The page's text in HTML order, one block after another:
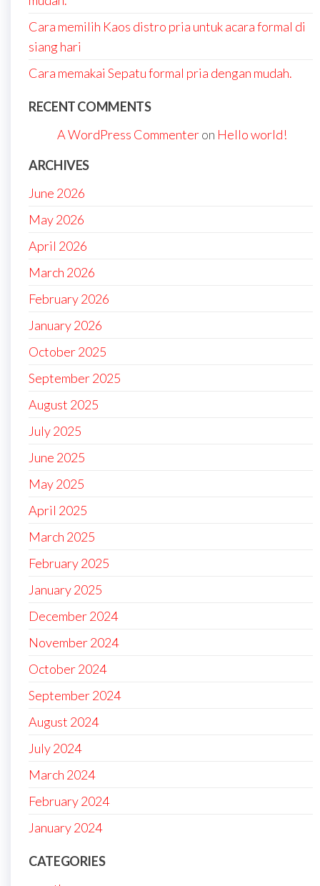
Cara memilih Kaos distro pria untuk acara formal di
siang hari
Cara memakai Sepatu formal pria dengan mudah.
RECENT COMMENTS
A WordPress Commenteron Hello world!
ARCHIVES
June 2026
May 2026
April 2026
March 2026
February 2026
January 2026
October 2025
September 2025
August 2025
July 2025
June 2025
May 2025
April 2025
March 2025
February 2025
January 2025
December 2024
November 2024
October 2024
September 2024
August 2024
July 2024
March 2024
February 2024
January 2024
CATEGORIES